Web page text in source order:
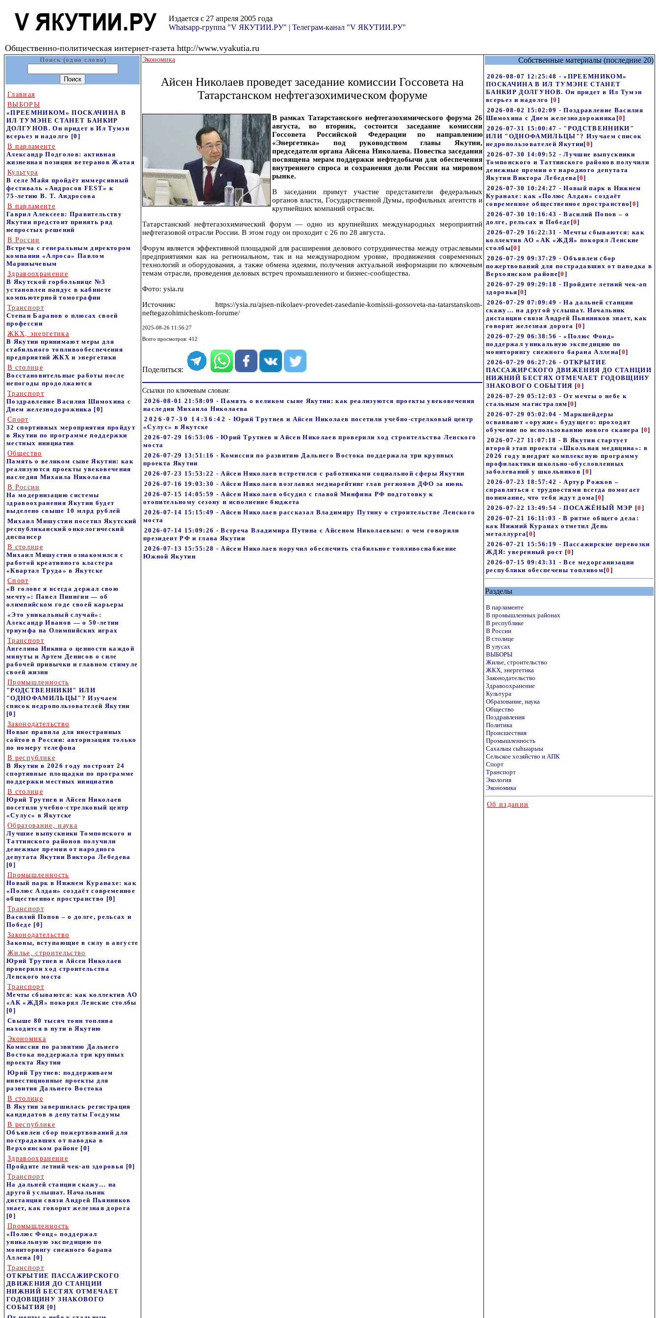
Издается с 27 апреля 2005 года
Whatsapp-группа "V ЯКУТИИ.РУ" | Телеграм-канал "V ЯКУТИИ.РУ"
Общественно-политическая интернет-газета http://www.vyakutia.ru
Поиск (одно слово)
Главная
ВЫБОРЫ
«ПРЕЕМНИКОМ» ПОСКАЧИНА В
ИЛ ТУМЭНЕ СТАНЕТ БАНКИР
ДОЛГУНОВ. Он придет в Ил Тумэн
всерьез и надолго [0]
В парламенте
Александр Подголов: активная
жизненная позиция ветеранов Жатая
Культура
В селе Майя пройдёт иммерсивный
фестиваль «Андросов FEST» к
75‑летию В. Т. Андросова
В парламенте
Гаврил Алексеев: Правительству
Якутии предстоит принять ряд
непростых решений
В России
Встреча с генеральным директором
компании «Алроса» Павлом
Маринычевым
Здравоохранение
В Якутской горбольнице №3
установлен пандус в кабинете
компьютерной томографии
Транспорт
Степан Баранов о плюсах своей
профессии
ЖКХ, энергетика
В Якутии принимают меры для
стабильного топливообеспечения
предприятий ЖКХ и энергетики
В столице
Восстановительные работы после
непогоды продолжаются
Транспорт
Поздравление Василия Шимохина с
Днем железнодорожника [0]
Спорт
32 спортивных мероприятия пройдут
в Якутии по программе поддержки
местных инициатив
Общество
Память о великом сыне Якутии: как
реализуются проекты увековечения
наследия Михаила Николаева
В России
На модернизацию системы
здравоохранения Якутии будет
выделено свыше 10 млрд рублей
Михаил Мишустин посетил Якутский
республиканский онкологический
диспансер
В столице
Михаил Мишустин ознакомился с
работой креативного кластера
«Квартал Труда» в Якутске
Спорт
«В голове я всегда держал свою
мечту»: Павел Пинигин — об
олимпийском годе своей карьеры
«Это уникальный случай»:
Александр Иванов — о 50-летии
триумфа на Олимпийских играх
Транспорт
Ангелина Инкина о ценности каждой
минуты и Артем Денисов о силе
рабочей привычки и главном стимуле
своей жизни
Промышленность
"РОДСТВЕННИКИ" ИЛИ
"ОДНОФАМИЛЬЦЫ"? Изучаем
список недропользователей Якутии
[0]
Законодательство
Новые правила для иностранных
сайтов в России: авторизация только
по номеру телефона
В республике
В Якутии в 2026 году построят 24
спортивные площадки по программе
поддержки местных инициатив
В столице
Юрий Трутнев и Айсен Николаев
посетили учебно-стрелковый центр
«Сулус» в Якутске
Образование, наука
Лучшие выпускники Томпонского и
Таттинского районов получили
денежные премии от народного
депутата Якутии Виктора Лебедева
[0]
Промышленность
Новый парк в Нижнем Куранахе: как
«Полюс Алдан» создаёт современное
общественное пространство [0]
Транспорт
Василий Попов – о долге, рельсах и
Победе [0]
Законодательство
Законы, вступающие в силу в августе
Жилье, строительство
Юрий Трутнев и Айсен Николаев
проверили ход строительства
Ленского моста
Транспорт
Мечты сбываются: как коллектив АО
«АК «ЖДЯ» покорял Ленские столбы
[0]
Свыше 80 тысяч тонн топлива
находится в пути в Якутию
Экономика
Комиссия по развитию Дальнего
Востока поддержала три крупных
проекта Якутии
Юрий Трутнев: поддерживаем
инвестиционные проекты для
развития Дальнего Востока
В столице
В Якутии завершилась регистрация
кандидатов в депутаты Госдумы
В республике
Объявлен сбор пожертвований для
пострадавших от паводка в
Верхоянском районе [0]
Здравоохранение
Пройдите летний чек-ап здоровья [0]
Транспорт
На дальней станции скажу… на
другой услышат. Начальник
дистанции связи Андрей Пьянников
знает, как говорит железная дорога
[0]
Промышленность
«Полюс Фонд» поддержал
уникальную экспедицию по
мониторингу снежного барана
Аллена [0]
Транспорт
ОТКРЫТИЕ ПАССАЖИРСКОГО
ДВИЖЕНИЯ ДО СТАНЦИИ
НИЖНИЙ БЕСТЯХ ОТМЕЧАЕТ
ГОДОВЩИНУ ЗНАКОВОГО
СОБЫТИЯ [0]
Экономика
Айсен Николаев проведет заседание комиссии Госсовета на
Татарстанском нефтегазохимическом форуме
В рамках Татарстанского нефтегазохимического форума 26
августа, во вторник, состоится заседание комиссии
Госсовета Российской Федерации по направлению
«Энергетика» под руководством главы Якутии,
председателя органа Айсена Николаева. Повестка заседания
посвящена мерам поддержки нефтедобычи для обеспечения
внутреннего спроса и сохранения доли России на мировом
рынке.
В заседании примут участие представители федеральных
органов власти, Государственной Думы, профильных агентств и
крупнейших компаний отрасли.
Татарстанский нефтегазохимический форум — одно из крупнейших международных мероприятий
нефтегазовой отрасли России. В этом году он проходит с 26 по 28 августа.
Форум является эффективной площадкой для расширения делового сотрудничества между отраслевыми
предприятиями как на региональном, так и на международном уровне, продвижения современных
технологий и оборудования, а также обмена идеями, получения актуальной информации по ключевым
темам отрасли, проведения деловых встреч промышленного и бизнес-сообщества.
Фото: ysia.ru
Источник: https://ysia.ru/ajsen-nikolaev-provedet-zasedanie-komissii-gossoveta-na-tatarstanskom-
neftegazohimicheskom-forume/
2025-08-26 11:56:27
Всего просмотров: 412
Поделиться:
Ссылки по ключевым словам:
2026-08-01 21:58:09 - Память о великом сыне Якутии: как реализуются проекты увековечения
наследия Михаила Николаева
2026-07-30 14:36:42 - Юрий Трутнев и Айсен Николаев посетили учебно-стрелковый центр
«Сулус» в Якутске
2026-07-29 16:53:06 - Юрий Трутнев и Айсен Николаев проверили ход строительства Ленского
моста
2026-07-29 13:51:16 - Комиссия по развитию Дальнего Востока поддержала три крупных
проекта Якутии
2026-07-23 15:53:22 - Айсен Николаев встретился с работниками социальной сферы Якутии
2026-07-16 19:03:30 - Айсен Николаев возглавил медиарейтинг глав регионов ДФО за июнь
2026-07-15 14:05:59 - Айсен Николаев обсудил с главой Минфина РФ подготовку к
отопительному сезону и исполнение бюджета
2026-07-14 15:15:49 - Айсен Николаев рассказал Владимиру Путину о строительстве Ленского
моста
2026-07-14 15:09:26 - Встреча Владимира Путина с Айсеном Николаевым: о чем говорили
президент РФ и глава Якутии
2026-07-13 15:55:28 - Айсен Николаев поручил обеспечить стабильное топливоснабжение
Южной Якутии
Собственные материалы (последние 20)
2026-08-07 12:25:48 - «ПРЕЕМНИКОМ»
ПОСКАЧИНА В ИЛ ТУМЭНЕ СТАНЕТ
БАНКИР ДОЛГУНОВ. Он придет в Ил Тумэн
всерьез и надолго [0 ]
2026-08-02 15:02:09 - Поздравление Василия
Шимохина с Днем железнодорожника [0]
2026-07-31 15:00:47 - "РОДСТВЕННИКИ"
ИЛИ "ОДНОФАМИЛЬЦЫ"? Изучаем список
недропользователей Якутии[0]
2026-07-30 14:09:52 - Лучшие выпускники
Томпонского и Таттинского районов получили
денежные премии от народного депутата
Якутии Виктора Лебедева [0]
2026-07-30 10:24:27 - Новый парк в Нижнем
Куранахе: как «Полюс Алдан» создаёт
современное общественное пространство [0]
2026-07-30 10:16:43 - Василий Попов – о
долге, рельсах и Победе [0]
2026-07-29 16:22:31 - Мечты сбываются: как
коллектив АО «АК «ЖДЯ» покорял Ленские
столбы[0 ]
2026-07-29 09:37:29 - Объявлен сбор
пожертвований для пострадавших от паводка в
Верхоянском районе[0 ]
2026-07-29 09:29:18 - Пройдите летний чек-ап
здоровья [0]
2026-07-29 07:09:49 - На дальней станции
скажу… на другой услышат. Начальник
дистанции связи Андрей Пьянников знает, как
говорит железная дорога [0 ]
2026-07-29 06:38:56 - «Полюс Фонд»
поддержал уникальную экспедицию по
мониторингу снежного барана Аллена[0]
2026-07-29 06:27:26 - ОТКРЫТИЕ
ПАССАЖИРСКОГО ДВИЖЕНИЯ ДО СТАНЦИИ
НИЖНИЙ БЕСТЯХ ОТМЕЧАЕТ ГОДОВЩИНУ
ЗНАКОВОГО СОБЫТИЯ [0 ]
2026-07-29 05:12:03 - От мечты о небе к
стальным магистралям [0]
2026-07-29 05:02:04 - Маркшейдеры
осваивают «оружие» будущего: проходят
обучение по использованию нового сканера [0]
2026-07-27 11:07:18 - В Якутии стартует
второй этап проекта «Школьная медицина»: в
2026 году внедрят комплексную программу
профилактики школьно-обусловленных
заболеваний у школьников [0]
2026-07-23 18:57:42 - Артур Рожков –
справляться с трудностями всегда помогает
понимание, что тебя ждут дома [0]
2026-07-22 13:49:54 - ПОСАЖЁНЫЙ МЭР [0 ]
2026-07-21 16:11:03 - В ритме общего дела:
как Нижний Куранах отметил День
металлурга[0]
2026-07-21 15:56:19 - Пассажирские перевозки
ЖДЯ: уверенный рост [0]
2026-07-15 09:43:31 - Все медорганизации
республики обеспечены топливом[0 ]
Разделы
В парламенте
В промышленных районах
В республике
В России
В столице
В улусах
ВЫБОРЫ
Жилье, строительство
ЖКХ, энергетика
Законодательство
Здравоохранение
Культура
Образование, наука
Общество
Поздравления
Политика
Происшествия
Промышленность
Сахалыы сыhыарыы
Сельское хозяйство и АПК
Спорт
Транспорт
Экология
Экономика
Об издании